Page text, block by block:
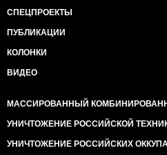
СПЕЦПРОЕКТЫ
ПУБЛИКАЦИИ
КОЛОНКИ
ВИДЕО
МАССИРОВАННЫЙ
УНИЧТОЖЕНИЕ РОССИЙСКОЙ
УНИЧТОЖЕНИЕ РОССИЙСКИХ